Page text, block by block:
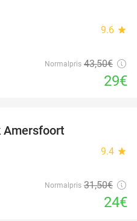
9.6 star
Normalpris 43,50€
29€
Amersfoort
9.4 star
Normalpris 31,50€
24€